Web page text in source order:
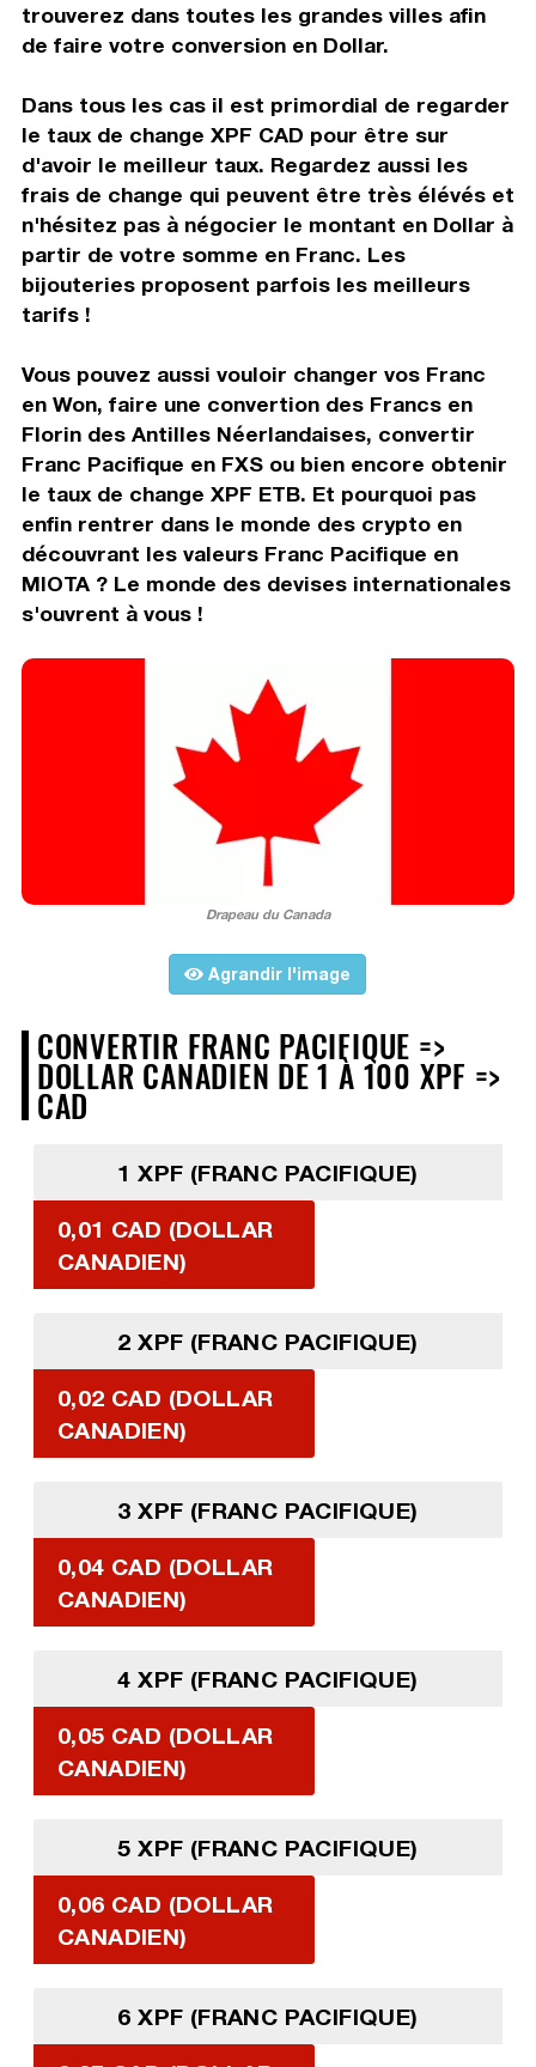
trouverez dans toutes les grandes villes afin
de faire votre conversion en Dollar.
Dans tous les cas il est primordial de regarder
le taux de change XPF CAD pour être sur
d'avoir le meilleur taux. Regardez aussi les
frais de change qui peuvent être très élévés et
n'hésitez pas à négocier le montant en Dollar à
partir de votre somme en Franc. Les
bijouteries proposent parfois les meilleurs
tarifs !
Vous pouvez aussi vouloir changer vos Franc
en Won, faire une convertion des Francs en
Florin des Antilles Néerlandaises, convertir
Franc Pacifique en FXS ou bien encore obtenir
le taux de change XPF ETB. Et pourquoi pas
enfin rentrer dans le monde des crypto en
découvrant les valeurs Franc Pacifique en
MIOTA ? Le monde des devises internationales
s'ouvrent à vous !
Drapeau du Canada
Agrandir l'image
CONVERTIR FRANC PACIFIQUE =>
DOLLAR CANADIEN DE 1 À 100 XPF =>
CAD
1 XPF (FRANC PACIFIQUE)
0,01 CAD (DOLLAR
CANADIEN)
2 XPF (FRANC PACIFIQUE)
0,02 CAD (DOLLAR
CANADIEN)
3 XPF (FRANC PACIFIQUE)
0,04 CAD (DOLLAR
CANADIEN)
4 XPF (FRANC PACIFIQUE)
0,05 CAD (DOLLAR
CANADIEN)
5 XPF (FRANC PACIFIQUE)
0,06 CAD (DOLLAR
CANADIEN)
6 XPF (FRANC PACIFIQUE)